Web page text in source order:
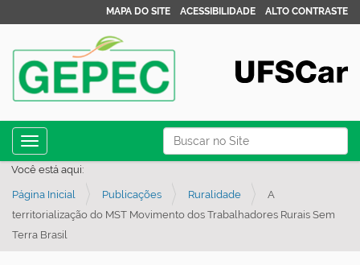
Busca
Busca Avançada…
MAPA DO SITE ACESSIBILIDADE ALTO CONTRASTE
Toggle navigation
Você está aqui:
Página Inicial Publicações Ruralidade
A
territorialização do MST Movimento dos Trabalhadores Rurais Sem
Terra Brasil